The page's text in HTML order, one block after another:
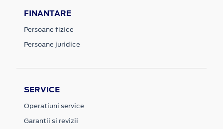
FINANTARE
Persoane fizice
Persoane juridice
SERVICE
Operatiuni service
Garantii si revizii